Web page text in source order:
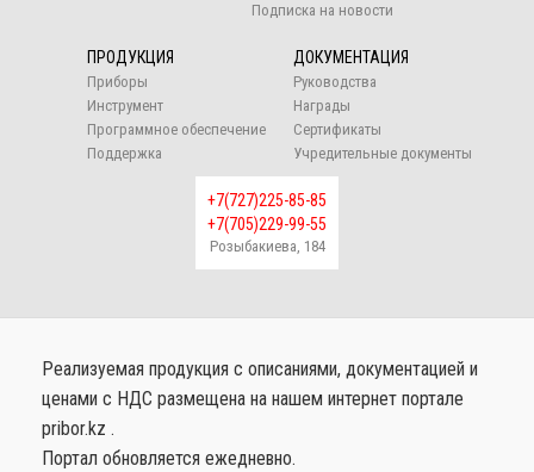
Подписка на новости
ПРОДУКЦИЯ
Приборы
Инструмент
Программное обеспечение
Поддержка
ДОКУМЕНТАЦИЯ
Руководства
Награды
Сертификаты
Учредительные документы
+7(727)225-85-85
+7(705)229-99-55
Розыбакиева, 184
Реализуемая продукция с описаниями, документацией и
ценами с НДС размещена на нашем интернет портале
pribor.kz .
Портал обновляется ежедневно.